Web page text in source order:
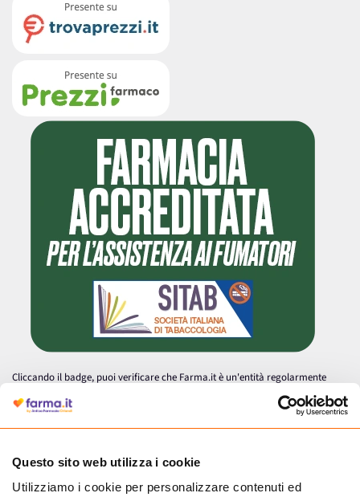
Questo sito web utilizza i cookie
Utilizziamo i cookie per personalizzare contenuti ed
Cliccando il badge, puoi verificare che Farma.it è un'entità regolarmente
autorizzata dal Ministero della Salute a effettuare la vendita online di
medicinali.